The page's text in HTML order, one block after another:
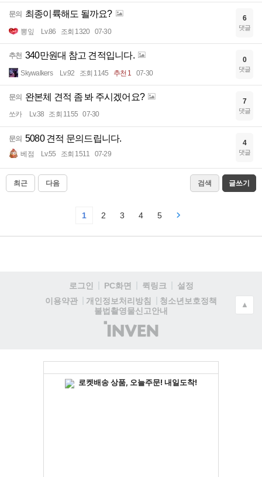
문의 최종이륙해도 될까요?
뽕잎 Lv.86 조회 1320 07-30
6
댓글
추천 340만원대 참고 견적입니다.
Skywalkers Lv.92 조회 1145 추천 1 07-30
0
댓글
문의 완본체 견적 좀 봐 주시겠어요?
쏘카 Lv.38 조회 1155 07-30
7
댓글
문의 5080 견적 문의드립니다.
베점 Lv.55 조회 1511 07-29
4
댓글
최근 다음 검색 글쓰기
1 2 3 4 5
로그인 PC화면 퀵링크
설정
이용약관
개인정보처리방침
청소년보호정책
불법촬영물신고안내
(주)
인
▲